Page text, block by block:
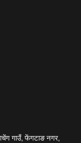
गाउँ, फेंगटाङ नगर,